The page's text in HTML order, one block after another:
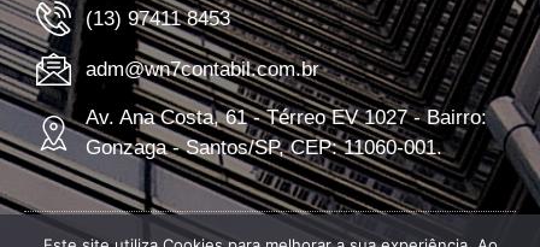
(13) 97411 8453
adm@wn7contabil.com.br
Av. Ana Costa, 61 - Térreo EV 1027 - Bairro:
Gonzaga - Santos/SP, CEP: 11060-001.